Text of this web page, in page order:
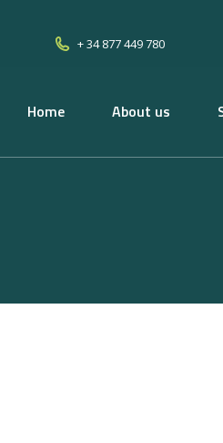
+ 34 877 449 780
Home About us